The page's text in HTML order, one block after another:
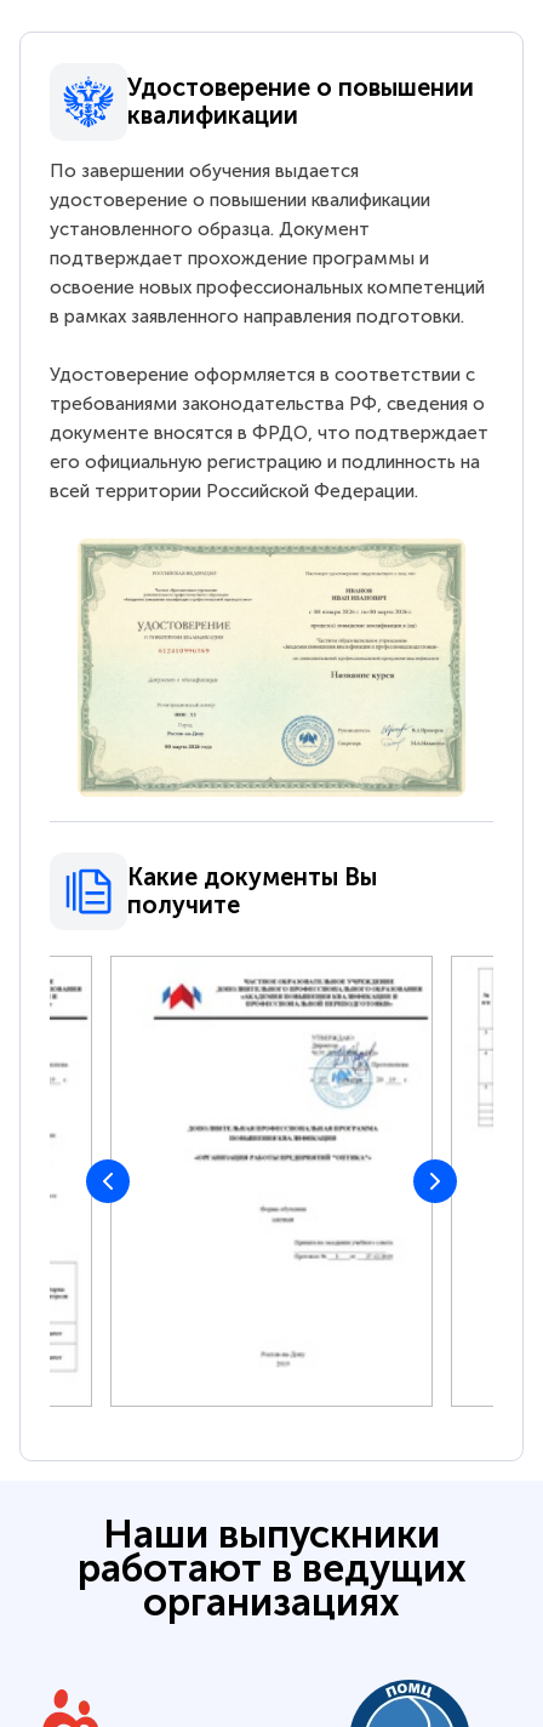
Удостоверение о повышении
квалификации
По завершении обучения выдается
удостоверение о повышении квалификации
установленного образца. Документ
подтверждает прохождение программы и
освоение новых профессиональных компетенций
в рамках заявленного направления подготовки.
Удостоверение оформляется в соответствии с
требованиями законодательства РФ, сведения о
документе вносятся в ФРДО, что подтверждает
его официальную регистрацию и подлинность на
всей территории Российской Федерации.
Какие документы Вы
получите
Наши выпускники
работают в ведущих
организациях